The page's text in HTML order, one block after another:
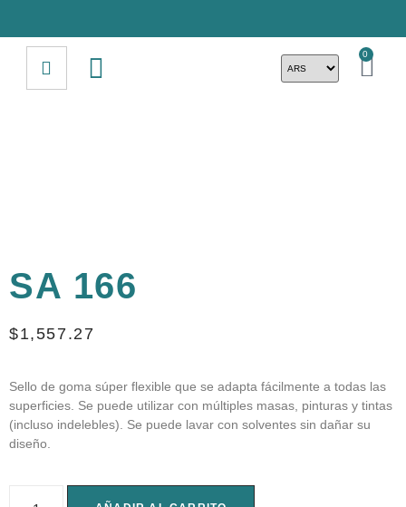
0
SA 166
$1,557.27
Sello de goma súper flexible que se adapta fácilmente a todas las
superficies. Se puede utilizar con múltiples masas, pinturas y tintas
(incluso indelebles). Se puede lavar con solventes sin dañar su
diseño.